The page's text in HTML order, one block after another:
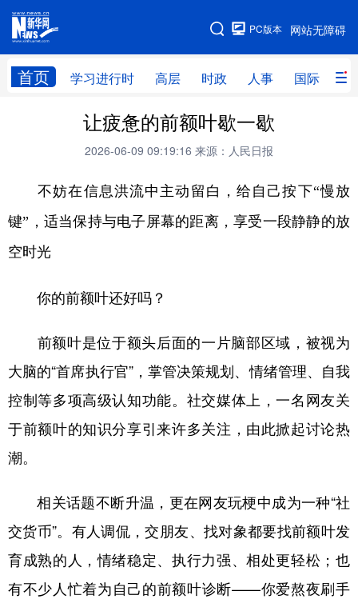
网站无障碍
PC版本
首页 学习进行时 高层 时政 人事 国际 财
网站地图
高层 时政
财经 网评
台湾 思客智库 全球连线 教育
科技 科创 量子 体育
文化
访谈 视频
食品 人居 信息化 数字经济
城市 旅游 能源 会展
文化产业
地方频道
让疲惫的前额叶歇一歇
2026-06-09 09:19:16 来源：人民日报
不妨在信息洪流中主动留白，给自己按下“慢放
键”，适当保持与电子屏幕的距离，享受一段静静的放
空时光
你的前额叶还好吗？
前额叶是位于额头后面的一片脑部区域，被视为
大脑的“首席执行官”，掌管决策规划、情绪管理、自我
控制等多项高级认知功能。社交媒体上，一名网友关
于前额叶的知识分享引来许多关注，由此掀起讨论热
潮。
相关话题不断升温，更在网友玩梗中成为一种“社
交货币”。有人调侃，交朋友、找对象都要找前额叶发
育成熟的人，情绪稳定、执行力强、相处更轻松；也
有不少人忙着为自己的前额叶诊断——你爱熬夜刷手